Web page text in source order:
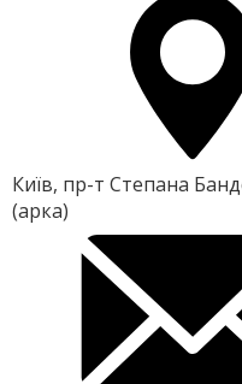
Київ, пр-т Степана
(арка)